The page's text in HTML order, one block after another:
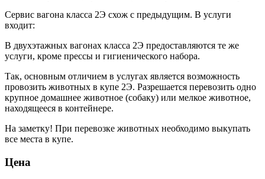
Сервис вагона класса 2Э схож с предыдущим. В услуги
входит:
В двухэтажных вагонах класса 2Э предоставляются те же
услуги, кроме прессы и гигиенического набора.
Так, основным отличием в услугах является возможность
провозить животных в купе 2Э. Разрешается перевозить одно
крупное домашнее животное (собаку) или мелкое животное,
находящееся в контейнере.
На заметку! При перевозке животных необходимо выкупать
все места в купе.
Цена